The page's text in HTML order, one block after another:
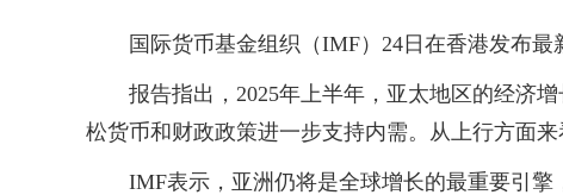
国际货币基金组织（IMF）24日在香港发布最新
报告指出，2025年上半年，亚太地区的经济增
松货币和财政政策进一步支持内需。从上行方面
IMF表示，亚洲仍将是全球增长的最重要引擎